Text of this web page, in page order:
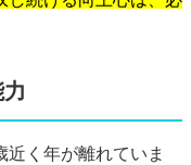
近く年が離れていま